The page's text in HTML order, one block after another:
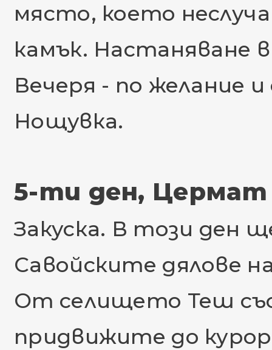
място, което
камък. Настаняване
Вечеря - по желание
Нощувка.
5-ти ден, Цермат
Закуска. В този ден
Савойските дялове
От селището Теш
придвижите до